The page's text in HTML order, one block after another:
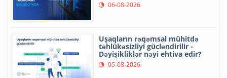
06-08-2026
Uşaqların rəqəmsal mühitdə
təhlükəsizliyi gücləndirilir -
Dəyişikliklər nəyi ehtiva edir?
05-08-2026